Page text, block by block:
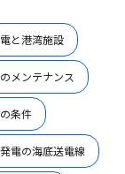
と港湾施設
メンテナンス
条件
電の海底送電線